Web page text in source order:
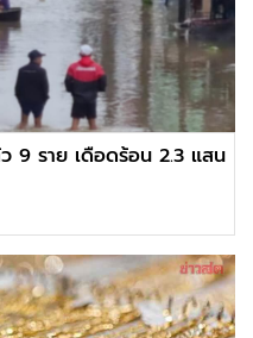
9 ราย เดือดร้อน 2.3 แสน